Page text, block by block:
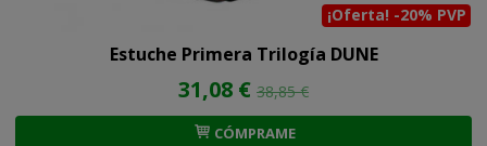
¡Oferta! -20% PVP
Estuche Primera Trilogía DUNE
31,08 € 38,85 €
CÓMPRAME